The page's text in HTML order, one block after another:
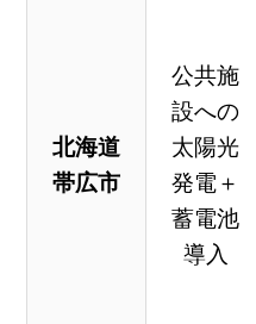
北海道
帯広市
公共施
設への
太陽光
発電＋
蓄電池
導入